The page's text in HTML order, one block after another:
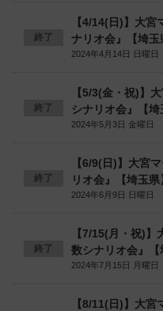
終了
【4/14(日)】大
ナリオ会』【埼玉
2024年4月14日 日曜日
終了
【5/3(金・祝)】
シナリオ会』【埼
2024年5月3日 金曜日
終了
【6/9(日)】大宮
リオ会』【埼玉県
2024年6月9日 日曜日
終了
【7/15(月・祝)
数シナリオ会』【
2024年7月15日 月曜日
【8/11(日)】大